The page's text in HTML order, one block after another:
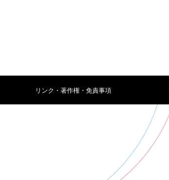
リンク・著作権・免責事項